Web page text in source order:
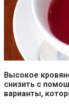
Высокое
снизить с
варианты,